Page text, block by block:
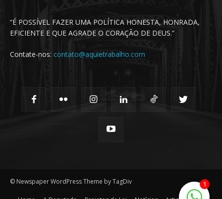
“É POSSÍVEL FAZER UMA POLÍTICA HONESTA, HONRADA,
EFICIENTE E QUE AGRADE O CORAÇÃO DE DEUS.”
Contate-nos: contato@aquietrabalho.com
© Newspaper WordPress Theme by TagDiv 1